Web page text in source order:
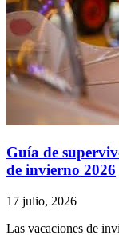
Guía de
de invierno 2026
17 julio, 2026
Las vacaciones de